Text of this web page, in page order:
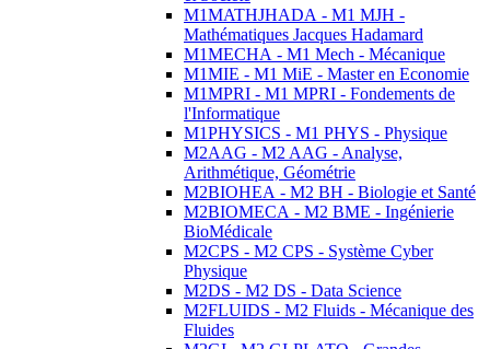
M1MATHJHADA - M1 MJH -
Mathématiques Jacques Hadamard
M1MECHA - M1 Mech - Mécanique
M1MIE - M1 MiE - Master en Economie
M1MPRI - M1 MPRI - Fondements de
l'Informatique
M1PHYSICS - M1 PHYS - Physique
M2AAG - M2 AAG - Analyse,
Arithmétique, Géométrie
M2BIOHEA - M2 BH - Biologie et Santé
M2BIOMECA - M2 BME - Ingénierie
BioMédicale
M2CPS - M2 CPS - Système Cyber
Physique
M2DS - M2 DS - Data Science
M2FLUIDS - M2 Fluids - Mécanique des
Fluides